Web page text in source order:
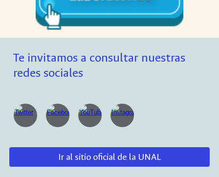
Te invitamos a consultar nuestras
redes sociales
Ir al sitio oficial de la UNAL